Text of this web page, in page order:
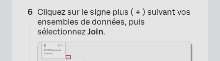
Cliquez sur le signe plus ( + ) suivant vos
ensembles de données, puis
sélectionnez Join.